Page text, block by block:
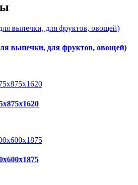
выпечки, для фруктов, овощей)